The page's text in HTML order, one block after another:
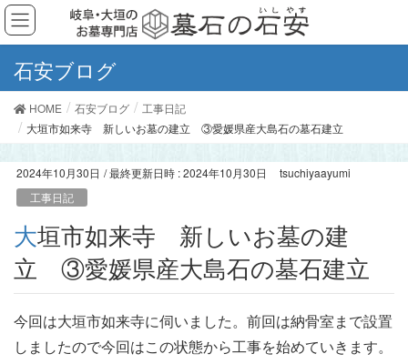
石安ブログ
HOME 石安ブログ
工事日記
大垣市如来寺 新しいお墓の建立 ③愛媛県産大島石の墓石建立
2024年10月30日 / 最終更新日時 :2024年10月30日
tsuchiyaayumi
工事日記
大垣市如来寺 新しいお墓の建
立 ③愛媛県産大島石の墓石建立
今回は大垣市如来寺に伺いました。前回は納骨室まで設置
しましたので今回はこの状態から工事を始めていきます。